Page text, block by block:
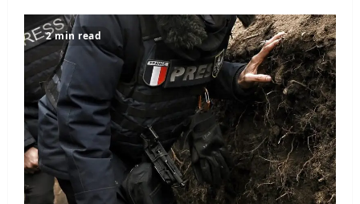
2 min read